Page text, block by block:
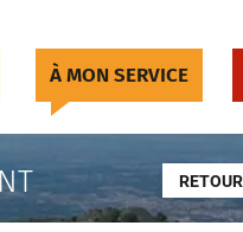
À MON SERVICE